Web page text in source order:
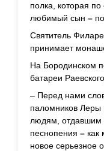
полка, которая
любимый сын –
Святитель
принимает
На Бородинском
батареи
– Перед нами
паломников Леры
людям, отдавшим
песнопения – как
новое серьезное